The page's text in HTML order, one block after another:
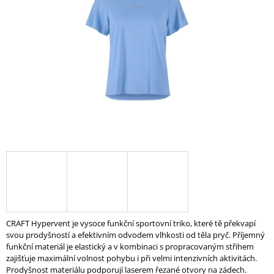
CRAFT Hypervent je vysoce funkční sportovní triko, které tě překvapí
svou prodyšností a efektivním odvodem vlhkosti od těla pryč. Příjemný
funkční materiál je elastický a v kombinaci s propracovaným střihem
zajišťuje maximální volnost pohybu i při velmi intenzivních aktivitách.
Prodyšnost materiálu podporují laserem řezané otvory na zádech.
P
O
R
U
Č